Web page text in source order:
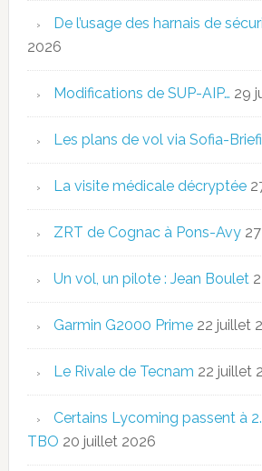
De l’usage des harnais de
2026
Modifications de SUP-AIP… 29
Les plans de vol via Sofia-
La visite médicale décryptée
ZRT de Cognac à Pons-Avy
Un vol, un pilote : Jean Boulet
Garmin G2000 Prime 22 juillet
Le Rivale de Tecnam 22 juillet
Certains Lycoming passent à
TBO 20 juillet 2026